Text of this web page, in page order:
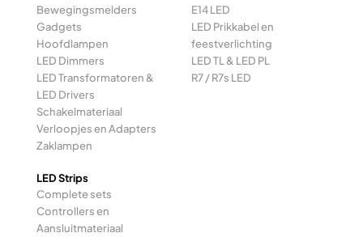
Bewegingsmelders
Gadgets
Hoofdlampen
LED Dimmers
LED Transformatoren &
LED Drivers
Schakelmateriaal
Verloopjes en Adapters
Zaklampen
E14 LED
LED Prikkabel en
feestverlichting
LED TL & LED PL
R7 / R7s LED
LED Strips
Complete sets
Controllers en
Aansluitmateriaal